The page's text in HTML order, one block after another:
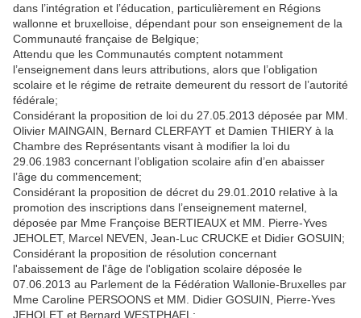
dans l’intégration et l’éducation, particulièrement en Régions
wallonne et bruxelloise, dépendant pour son enseignement de la
Communauté française de Belgique;
Attendu que les Communautés comptent notamment
l’enseignement dans leurs attributions, alors que l’obligation
scolaire et le régime de retraite demeurent du ressort de l’autorité
fédérale;
Considérant la proposition de loi du 27.05.2013 déposée par MM.
Olivier MAINGAIN, Bernard CLERFAYT et Damien THIERY à la
Chambre des Représentants visant à modifier la loi du
29.06.1983 concernant l’obligation scolaire afin d’en abaisser
l’âge du commencement;
Considérant la proposition de décret du 29.01.2010 relative à la
promotion des inscriptions dans l’enseignement maternel,
déposée par Mme Françoise BERTIEAUX et MM. Pierre‑Yves
JEHOLET, Marcel NEVEN, Jean‑Luc CRUCKE et Didier GOSUIN;
Considérant la proposition de résolution concernant
l'abaissement de l'âge de l'obligation scolaire déposée le
07.06.2013 au Parlement de la Fédération Wallonie-Bruxelles par
Mme Caroline PERSOONS et MM. Didier GOSUIN, Pierre‑Yves
JEHOLET et Bernard WESTPHAEL;